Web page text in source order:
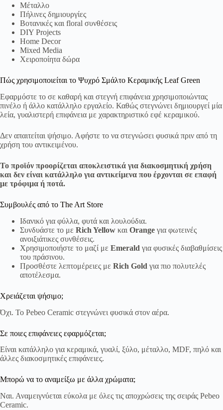
Μέταλλο
Πήλινες δημιουργίες
Βοτανικές και floral συνθέσεις
DIY Projects
Home Decor
Mixed Media
Χειροποίητα δώρα
Πώς χρησιμοποιείται το Ψυχρό Σμάλτο Κεραμικής Leaf Green
Εφαρμόστε το σε καθαρή και στεγνή επιφάνεια χρησιμοποιώντας
πινέλο ή άλλο κατάλληλο εργαλείο. Καθώς στεγνώνει δημιουργεί μία
λεία, γυαλιστερή επιφάνεια με χαρακτηριστικό εφέ κεραμικού.
Δεν απαιτείται ψήσιμο. Αφήστε το να στεγνώσει φυσικά πριν από τη
χρήση του αντικειμένου.
Το προϊόν προορίζεται αποκλειστικά για διακοσμητική χρήση
και δεν είναι κατάλληλο για αντικείμενα που έρχονται σε επαφή
με τρόφιμα ή ποτά.
Συμβουλές από το The Art Store
Ιδανικό για φύλλα, φυτά και λουλούδια.
Συνδυάστε το με Rich Yellow και Orange για φωτεινές
ανοιξιάτικες συνθέσεις.
Χρησιμοποιήστε το μαζί με Emerald για φυσικές διαβαθμίσεις
του πράσινου.
Προσθέστε λεπτομέρειες με Rich Gold για πιο πολυτελές
αποτέλεσμα.
Χρειάζεται ψήσιμο;
Όχι. Το Pebeo Ceramic στεγνώνει φυσικά στον αέρα.
Σε ποιες επιφάνειες εφαρμόζεται;
Είναι κατάλληλο για κεραμικά, γυαλί, ξύλο, μέταλλο, MDF, πηλό και
άλλες διακοσμητικές επιφάνειες.
Μπορώ να το αναμείξω με άλλα χρώματα;
Ναι. Αναμειγνύεται εύκολα με όλες τις αποχρώσεις της σειράς Pebeo
Ceramic.